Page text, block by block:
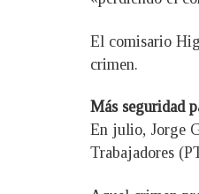
El comisario
crimen.
Más seguridad
En julio, Jorge
Trabajadores